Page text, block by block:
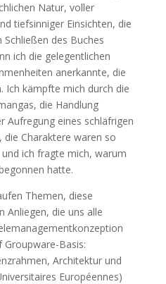
Natur, voller
tiefsinniger Einsichten, die
des Buches
ich die gelegentlichen
anerkannte, die
Ich kämpfte mich durch die
die Handlung
Aufregung eines schläfrigen
Charaktere waren so
ich fragte mich, warum
hatte.
Themen, diese
Anliegen, die uns alle
Basis:
Architektur und
Européennes)